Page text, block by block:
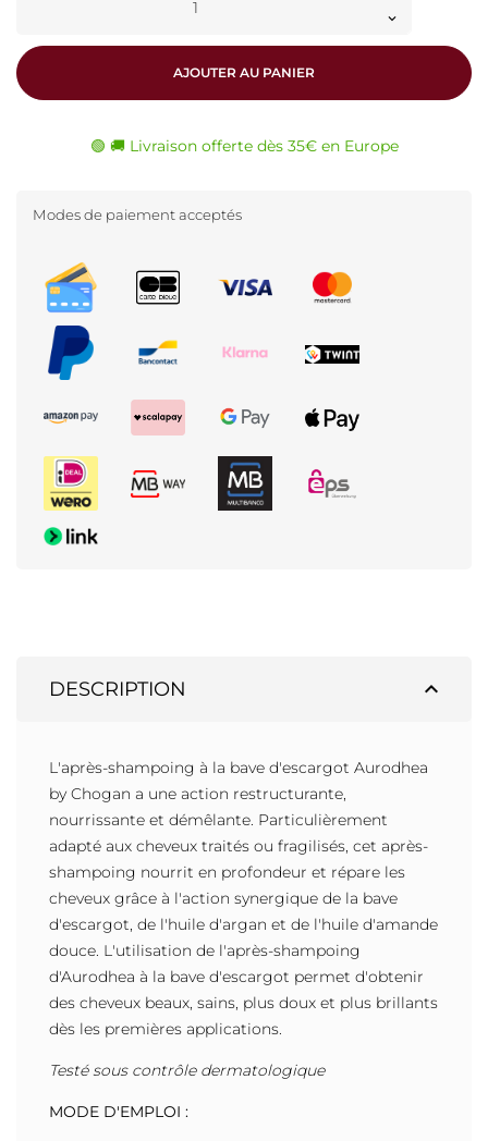
AJOUTER AU PANIER
🟢 🚚 Livraison offerte dès 35€ en Europe
Modes de paiement acceptés
expand_less
DESCRIPTION
L'après-shampoing à la bave d'escargot Aurodhea
by Chogan a une action restructurante,
nourrissante et démêlante. Particulièrement
adapté aux cheveux traités ou fragilisés, cet après-
shampoing nourrit en profondeur et répare les
cheveux grâce à l'action synergique de la bave
d'escargot, de l'huile d'argan et de l'huile d'amande
douce. L'utilisation de l'après-shampoing
d'Aurodhea à la bave d'escargot permet d'obtenir
des cheveux beaux, sains, plus doux et plus brillants
dès les premières applications.
Testé sous contrôle dermatologique
MODE D'EMPLOI :